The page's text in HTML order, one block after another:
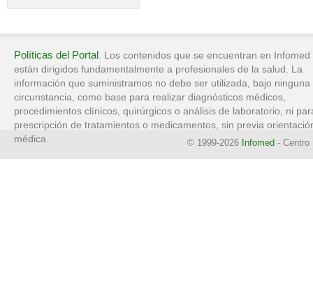
Políticas del Portal. Los contenidos que se encuentran en Infomed
están dirigidos fundamentalmente a profesionales de la salud. La
información que suministramos no debe ser utilizada, bajo ninguna
circunstancia, como base para realizar diagnósticos médicos,
procedimientos clínicos, quirúrgicos o análisis de laboratorio, ni
prescripción de tratamientos o medicamentos, sin previa
médica.
© 1999-2026 Infomed - Centro